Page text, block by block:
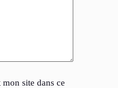
site dans ce